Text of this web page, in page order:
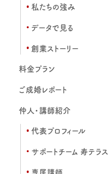
私たちの強み
データで見る
創業ストーリー
料金プラン
ご成婚レポート
仲人・講師紹介
代表プロフィール
サポートチーム 寿テラス